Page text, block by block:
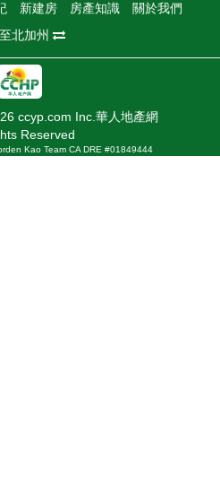
新建房 房產知識
關於我們
北加州
ccyp.com Inc.華人地產網
Reserved
Kao Team CA DRE #01849444